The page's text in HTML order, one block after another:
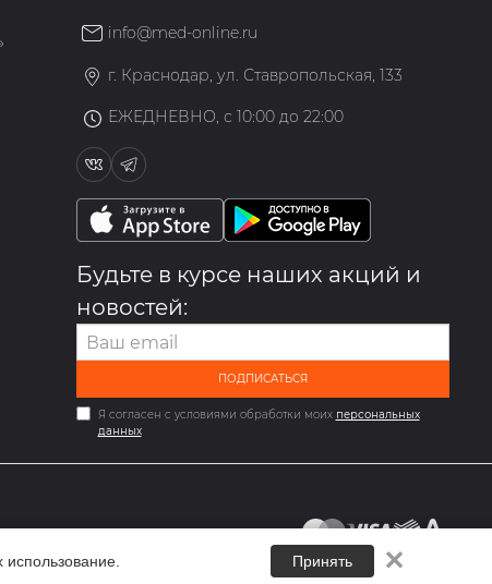
Принять ✕
info@med-online.ru
г. Краснодар, ул. Ставропольская, 133
ЕЖЕДНЕВНО, с 10:00 до 22:00
Будьте в курсе наших акций и
новостей:
ПОДПИСАТЬСЯ
Я согласен с условиями обработки моих персональных
данных